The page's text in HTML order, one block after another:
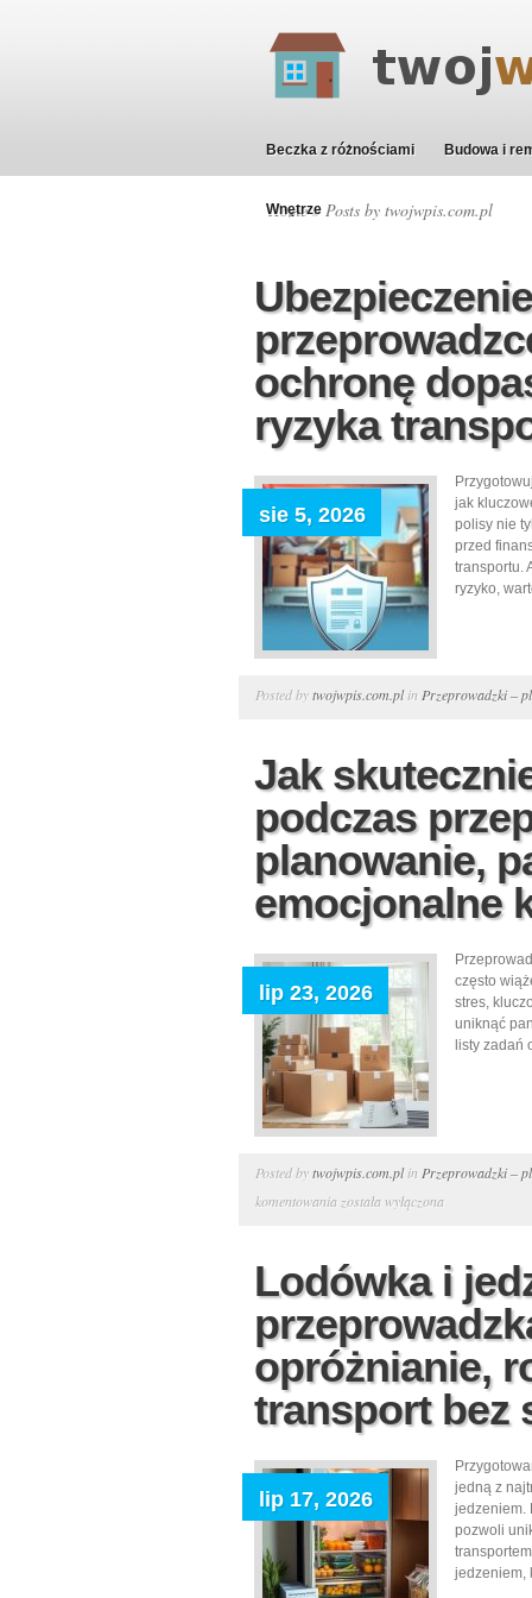
Beczka z różnościami Budowa i
Wnętrze
Home» Posts by twojwpis.com.pl
ochronę
ryzyka
sie 5, 2026
jak
polisy nie
przed
transportu.
ryzyko,
Posted bytwojwpis.com.plin Przeprowadzki –
Jak
podczas
planowanie,
emocjonalne
lip 23, 2026
często
stres,
uniknąć
listy zadań
Posted bytwojwpis.com.plin Przeprowadzki –
komentowania Jak
stres
podczas
przeprowadzki:
planowanie,
pakowanie
i
wsparcie
krok
po
kroku
została wyłączona
Lodówka i
opróżnianie,
transport bez
lip 17, 2026
jedną z
jedzeniem.
pozwoli
jedzeniem,